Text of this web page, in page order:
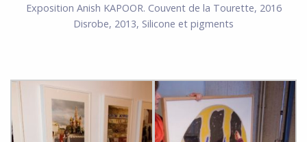
Exposition Anish KAPOOR. Couvent de la Tourette, 2016
Disrobe, 2013, Silicone et pigments